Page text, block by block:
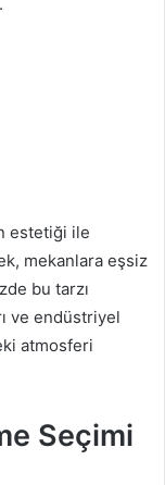
estetiği ile
mekanlara eşsiz
bu tarzı
ve endüstriyel
atmosferi
Seçimi